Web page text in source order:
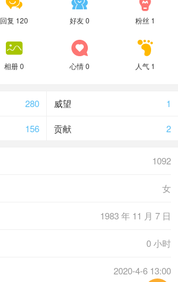
回复 120 好友 0 粉丝 1

相册 0

心情 0

人气 1
280 1
威望
156 2
贡献
1092
女
1983 年 11 月 7 日
0 小时
2020-4-6 13:00